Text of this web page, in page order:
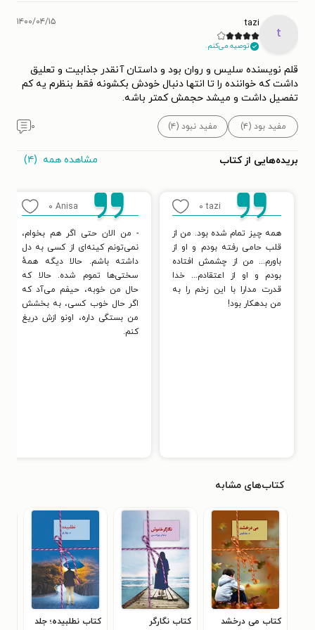
t
tazi
توصیه می‌کنم.
۱۴۰۰/۰۴/۱۵
قلم نویسنده سلیس و روان بود و داستان آنقدر جذابیت و تعلیق
داشت که خواننده را تا انتها دنبال خودش بکشونه فقط بنظرم یه کم
تفصیل داشت و میشد حجمش کمتر باشه.
مفید بود (۴) مفید نبود (۴) ۰
بریده‌هایی از کتاب مشاهده همه (۴)
tazi ۰
همه چیز تمام شده بود. من از
قلب حامی رفته بودم و او از
باورم... من از چشمش افتاده
بودم و او از اعتقادم... خدا
قدرت مدارا با این زخم را به
من بدهکار بود!
Anisa ۰
- من الان حتی اگر هم بخوام،
نمی‌تونم کینه‌ای از کسی به دل
داشته باشم. حالا دیگه همهٔ
سختی‌ها تموم شده. حالا که
حال من خوبه، حیفم می‌آد که
اگر حال خوب کسی، به بخشش
من بستگی داره، اونو ازش دریغ
کنم.
کتاب‌های مشابه
کتاب می درخشد
کتاب نگارگر
کتاب نطلبیده؛ جلد